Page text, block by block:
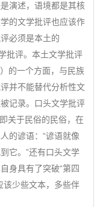
演述，语境都是其核
的文学批评也应该作
必须是本土的
批评。本土文学批评
的一个方面，与民族
并不能替代分析性文
记录。口头文学批评
关于民俗的民俗，在
的谚语：“谚语就像
它。”还有口头文学
身具有了突破“第四
该少些文本，多些伴